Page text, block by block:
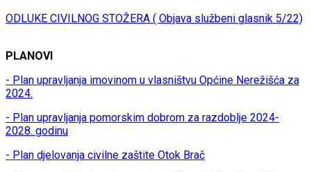
ODLUKE CIVILNOG STOŽERA ( Objava službeni glasnik 5/22)
PLANOVI
- Plan upravljanja imovinom u vlasništvu Općine Nerežišća za
2024.
- Plan upravljanja pomorskim dobrom za razdoblje 2024-
2028. godinu
- Plan djelovanja civilne zaštite Otok Brač